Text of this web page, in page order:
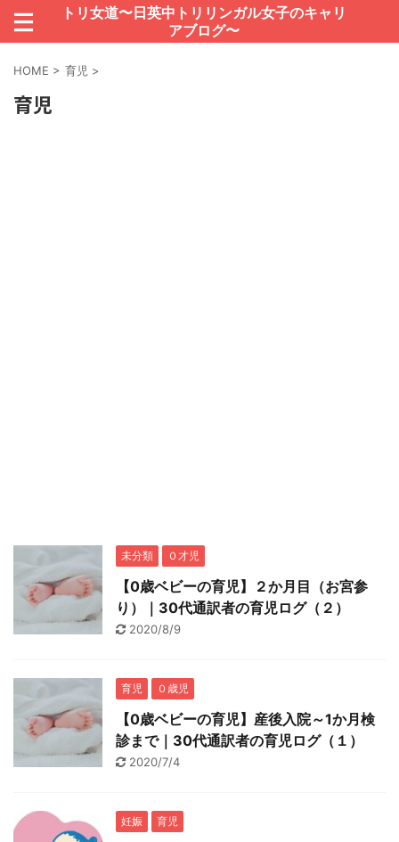
トリ女道〜日英中トリリンガル女子のキャリ
アブログ〜
HOME > 育児 >
育児
未分類 ０才児
【0歳ベビーの育児】２か月目（お宮参
り）｜30代通訳者の育児ログ（２）
2020/8/9
育児 ０歳児
【0歳ベビーの育児】産後入院～1か月検
診まで｜30代通訳者の育児ログ（１）
2020/7/4
妊娠 育児